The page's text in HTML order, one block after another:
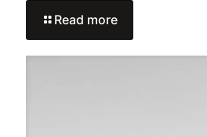
Read more